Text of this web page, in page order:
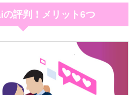
の評判！メリット6つ